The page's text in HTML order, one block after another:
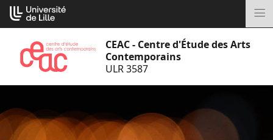
Aller
au
CEAC - Centre d'Étude des Arts
Contemporains
ULR 3587
Cookies management panel